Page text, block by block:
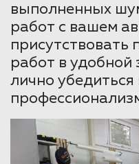
выполненных
работ с вашем
присутствовать
работ в удобной
лично